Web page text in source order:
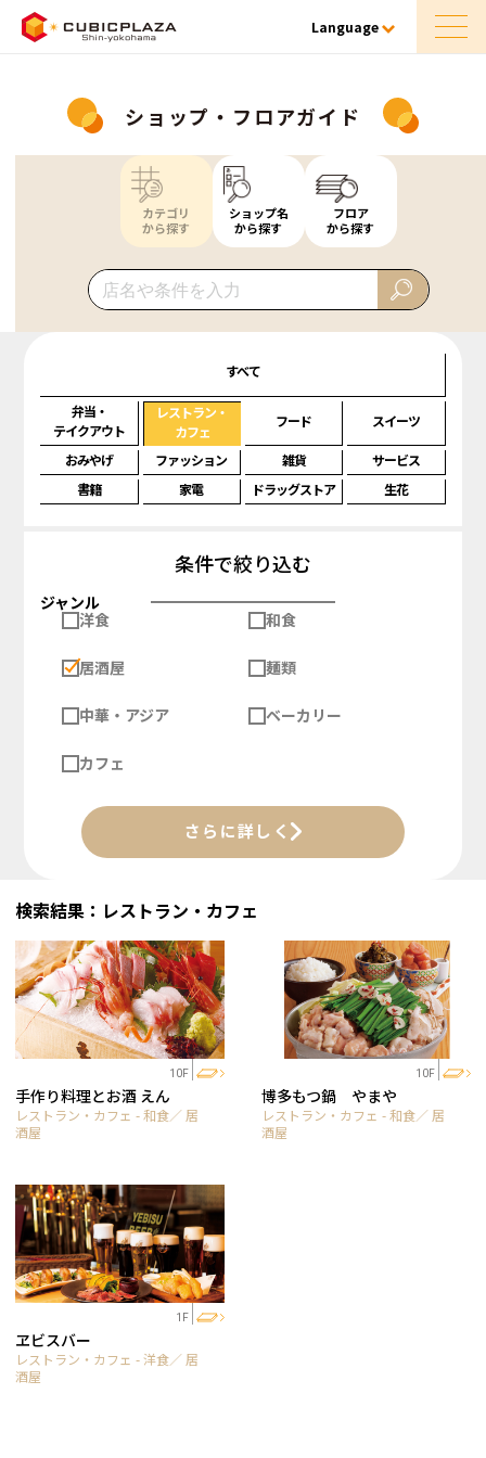
Language
ショップ・フロアガイド
カテゴリ
から探す
ショップ名
から探す
フロア
から探す
すべて
弁当・
テイクアウト
レストラン・
カフェ
フード スイーツ
おみやげ ファッション 雑貨
サービス
書籍
家電 ドラッグストア 生花
条件で絞り込む
ジャンル
洋食
和食
居酒屋 麺類
中華・アジア ベーカリー
カフェ
さらに詳しく
検索結果：レストラン・カフェ
10F
手作り料理とお酒 えん
レストラン・カフェ - 和食／ 居
酒屋
10F
博多もつ鍋 やまや
レストラン・カフェ - 和食／ 居
酒屋
1F
ヱビスバー
レストラン・カフェ - 洋食／ 居
酒屋